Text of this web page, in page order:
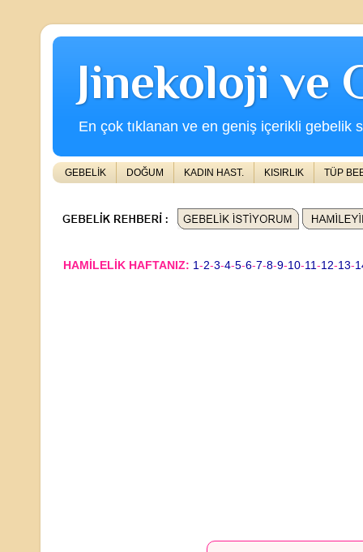
Jinekoloji ve
En çok tıklanan ve en geniş içerikli gebelik
GEBELİK DOĞUM KADIN HAST. KISIRLIK TÜP
HAMİLELİK HAFTANIZ: 1-2-3-4-5-6-7-8-9-10-11-12-13-